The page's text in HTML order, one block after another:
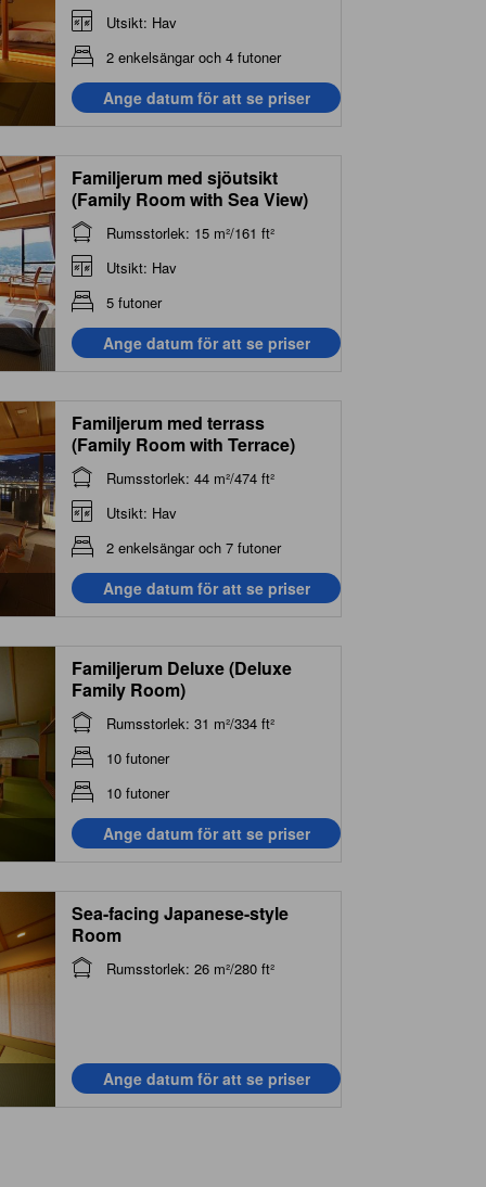
Utsikt: Hav
2 enkelsängar och 4 futoner
Ange datum för att se priser
Familjerum med sjöutsikt
(Family Room with Sea View)
Rumsstorlek: 15 m²/161 ft²
Utsikt: Hav
5 futoner
Ange datum för att se priser
Familjerum med terrass
(Family Room with Terrace)
Rumsstorlek: 44 m²/474 ft²
Utsikt: Hav
2 enkelsängar och 7 futoner
Ange datum för att se priser
Familjerum Deluxe (Deluxe
Family Room)
Rumsstorlek: 31 m²/334 ft²
10 futoner
10 futoner
Ange datum för att se priser
Sea-facing Japanese-style
Room
Rumsstorlek: 26 m²/280 ft²
Ange datum för att se priser